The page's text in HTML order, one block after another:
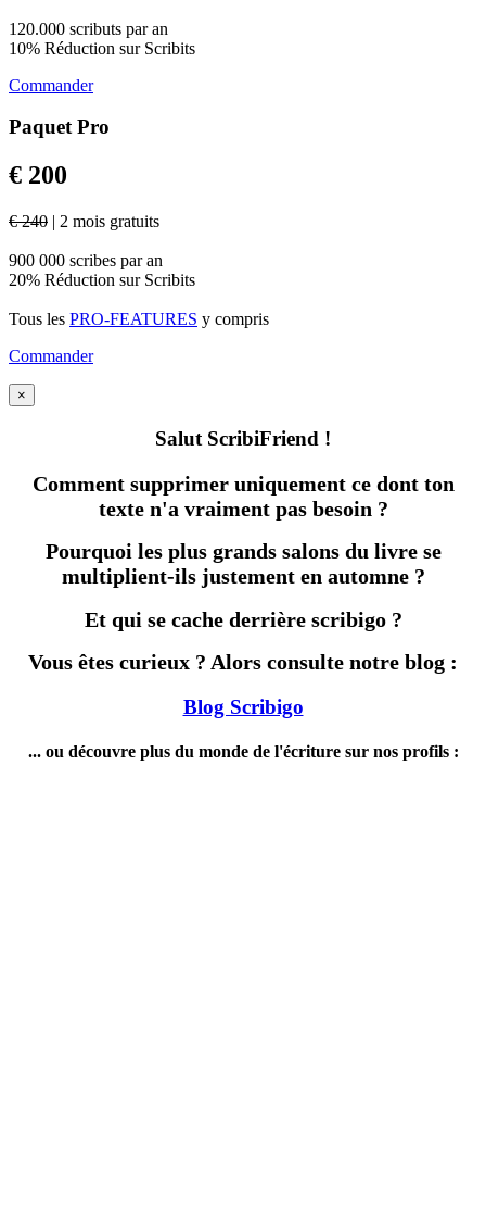
120.000 scributs par an
10% Réduction sur Scribits
Commander
Paquet Pro
€ 200
€ 240 | 2 mois gratuits
900 000 scribes par an
20% Réduction sur Scribits
Tous les PRO-FEATURES y compris
Commander
×
Salut ScribiFriend !
Comment supprimer uniquement ce dont ton
texte n'a vraiment pas besoin ?
Pourquoi les plus grands salons du livre se
multiplient-ils justement en automne ?
Et qui se cache derrière scribigo ?
Vous êtes curieux ? Alors consulte notre blog :
Blog Scribigo
... ou découvre plus du monde de l'écriture sur nos profils :